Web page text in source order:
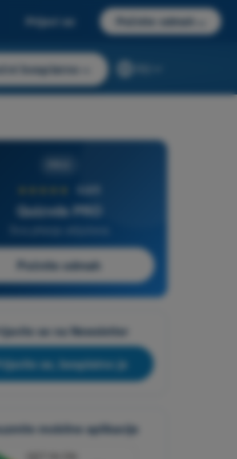
Prijavi se Počnite odmah
besplatno
4,6/5
Quizvds PRO
Počnite odmah
se na Newsletter
se, besplatno je
mobilne aplikacije